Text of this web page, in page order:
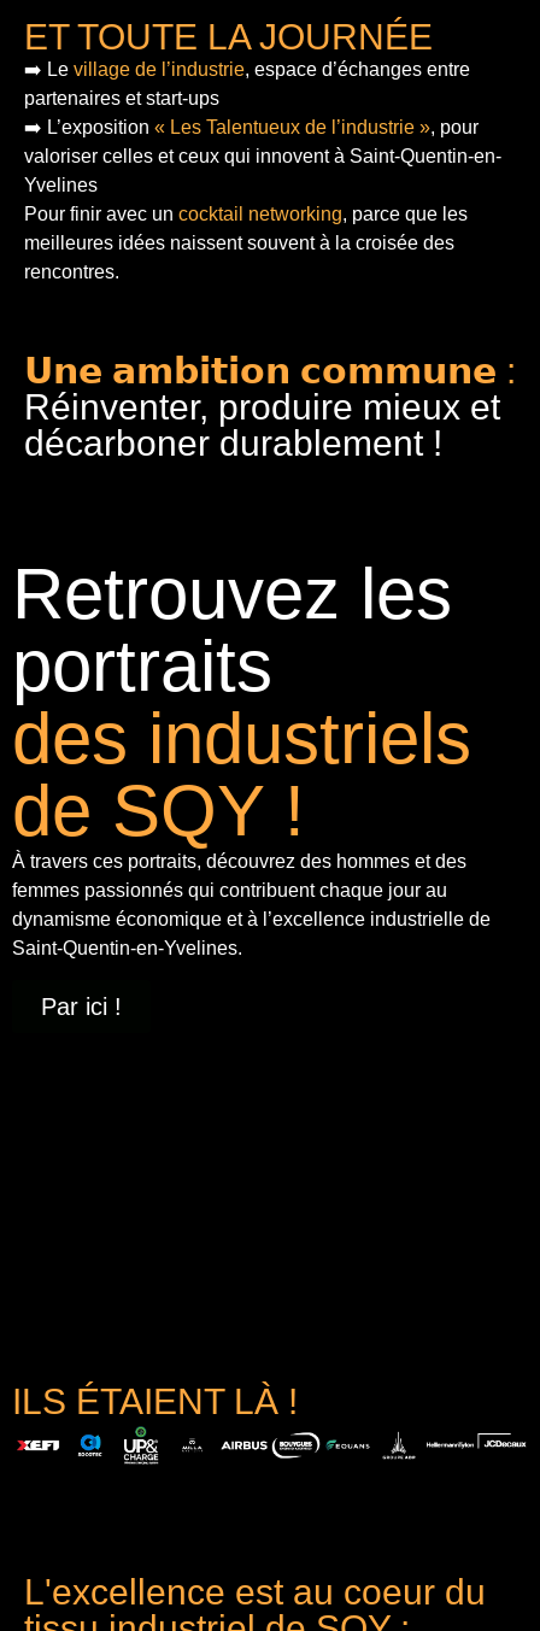
ET TOUTE LA JOURNÉE
➡️ Le village de l’industrie, espace d’échanges entre
partenaires et start-ups
➡️ L’exposition « Les Talentueux de l’industrie », pour
valoriser celles et ceux qui innovent à Saint-Quentin-en-
Yvelines
Pour finir avec un cocktail networking, parce que les
meilleures idées naissent souvent à la croisée des
rencontres.
𝗨𝗻𝗲 𝗮𝗺𝗯𝗶𝘁𝗶𝗼𝗻 𝗰𝗼𝗺𝗺𝘂𝗻𝗲 :
Réinventer, produire mieux et
décarboner durablement !
Retrouvez les
portraits
des industriels
de SQY !
À travers ces portraits, découvrez des hommes et des
femmes passionnés qui contribuent chaque jour au
dynamisme économique et à l’excellence industrielle de
Saint-Quentin-en-Yvelines.
Par ici !
ILS ÉTAIENT LÀ !
L'excellence est au coeur du